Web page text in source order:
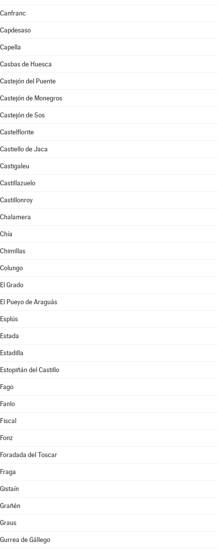
Canfranc
Capdesaso
Capella
Casbas de Huesca
Castejón del Puente
Castejón de Monegros
Castejón de Sos
Castelflorite
Castiello de Jaca
Castigaleu
Castillazuelo
Castillonroy
Chalamera
Chía
Chimillas
Colungo
El Grado
El Pueyo de Araguás
Esplús
Estada
Estadilla
Estopiñán del Castillo
Fago
Fanlo
Fiscal
Fonz
Foradada del Toscar
Fraga
Gistaín
Grañén
Graus
Gurrea de Gállego